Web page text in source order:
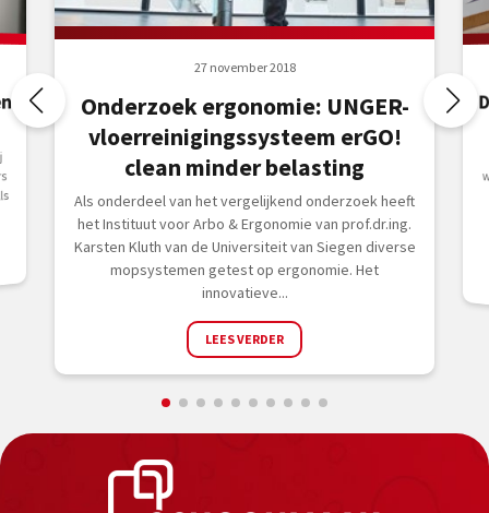
27 november 2018
Onderzoek ergonomie: UNGER-
vloerreinigingssysteem erGO!
clean minder belasting
Als onderdeel van het vergelijkend onderzoek heeft
het Instituut voor Arbo & Ergonomie van prof.dr.ing.
Karsten Kluth van de Universiteit van Siegen diverse
mopsystemen getest op ergonomie. Het
innovatieve...
LEES VERDER